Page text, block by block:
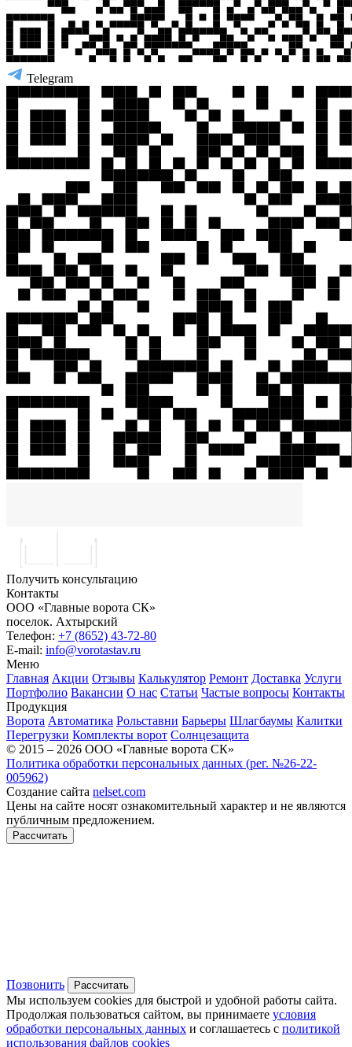
Telegram
Получить консультацию
Контакты
ООО «Главные ворота СК»
поселок. Ахтырский
Телефон: +7 (8652) 43-72-80
E-mail: info@vorotastav.ru
Меню
Главная Акции Отзывы Калькулятор Ремонт Доставка Услуги
Портфолио Вакансии О нас Статьи Частые вопросы Контакты
Продукция
Ворота Автоматика Рольставни Барьеры Шлагбаумы Калитки
Перегрузки Комплекты ворот Солнцезащита
© 2015 – 2026 ООО «Главные ворота СК»
Политика обработки персональных данных (рег. №26-22-
005962)
Создание сайта nelset.com
Цены на сайте носят ознакомительный характер и не являются
публичным предложением.
Рассчитать
Позвонить Рассчитать
Мы используем cookies для быстрой и удобной работы сайта.
Продолжая пользоваться сайтом, вы принимаете условия
обработки персональных данных и соглашаетесь с политикой
использования файлов cookies